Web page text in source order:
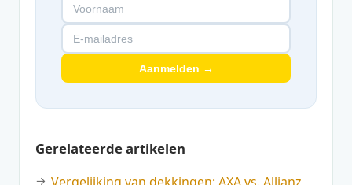
Aanmelden →
Gerelateerde artikelen